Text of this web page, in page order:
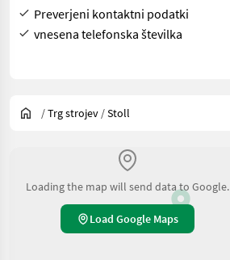
Preverjeni kontaktni podatki
vnesena telefonska številka
/Trg strojev /Stoll
Loading the map will send data to Google.
Load Google Maps